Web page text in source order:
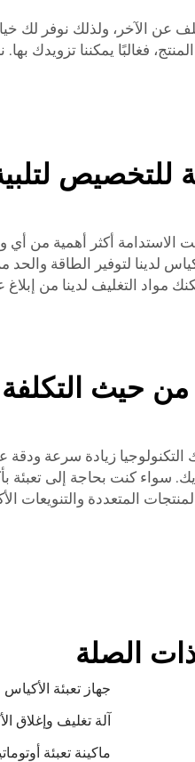
فغالبًا يمكننا تزويدك
للتخصيص
من حيث
التكنولوجيا زيادة سرعة ودقة
سواء كنت بحاجة إلى تعبئة
المتعددة والتنويعات
الصلة
جهاز تعبئة الأكياس
آلة تغليف وإغلاق
ماكينة تعبئة